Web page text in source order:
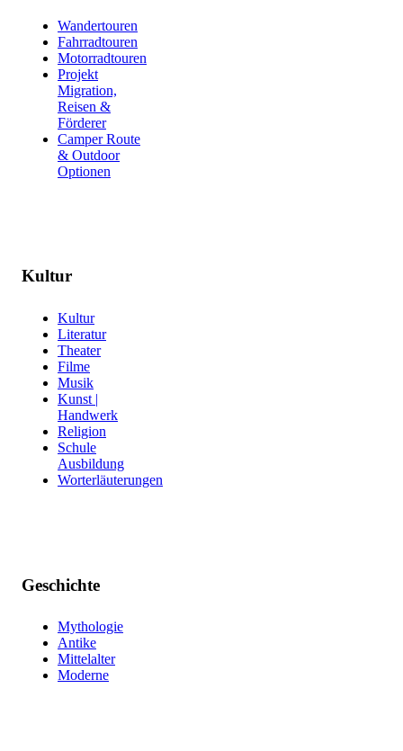
Wandertouren
Fahrradtouren
Motorradtouren
Projekt
Migration,
Reisen &
Förderer
Camper Route
& Outdoor
Optionen
Kultur
Kultur
Literatur
Theater
Filme
Musik
Kunst |
Handwerk
Religion
Schule
Ausbildung
Worterläuterungen
Geschichte
Mythologie
Antike
Mittelalter
Moderne